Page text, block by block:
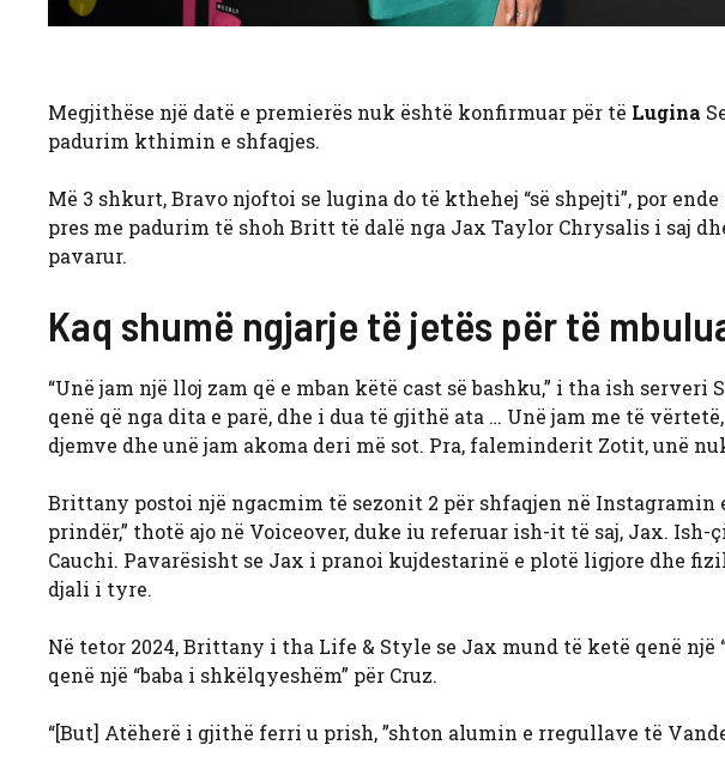
Megjithëse një datë e premierës nuk është konfirmuar për të Lugina
padurim kthimin e shfaqjes.
Më 3 shkurt, Bravo njoftoi se lugina do të kthehej “së shpejti”, por
pres me padurim të shoh Britt të dalë nga Jax Taylor Chrysalis i saj
pavarur.
Kaq shumë ngjarje të jetës për të
“Unë jam një lloj zam që e mban këtë cast së bashku,” i tha ish serveri
qenë që nga dita e parë, dhe i dua të gjithë ata … Unë jam me të
djemve dhe unë jam akoma deri më sot. Pra, faleminderit Zotit, unë
Brittany postoi një ngacmim të sezonit 2 për shfaqjen në Instagramin
prindër,” thotë ajo në Voiceover, duke iu referuar ish-it të saj, Jax.
Cauchi. Pavarësisht se Jax i pranoi kujdestarinë e plotë ligjore dhe
djali i tyre.
Në tetor 2024, Brittany i tha Life & Style se Jax mund të ketë qenë një
qenë një “baba i shkëlqyeshëm” për Cruz.
“[But] Atëherë i gjithë ferri u prish, ”shton alumin e rregullave të